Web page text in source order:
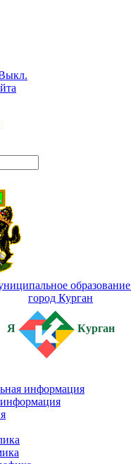
образование
город Курган
Я Курган
информация